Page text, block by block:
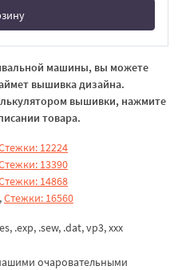
машины, вы можете
вышивка дизайна.
вышивки, нажмите
товара.
12224
13390
14868
Стежки: 16560
.exp, .sew, .dat, vp3, xxx
очаровательными